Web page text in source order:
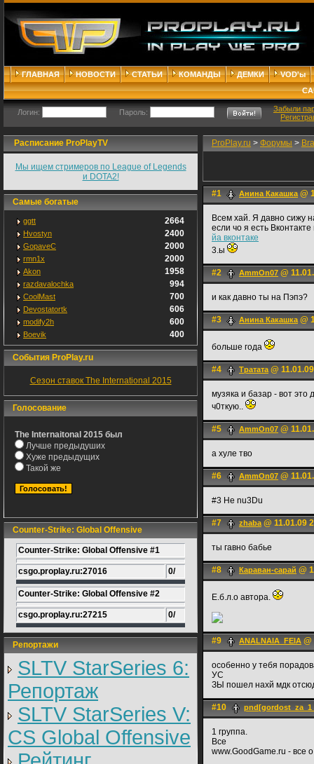
ГЛАВНАЯ НОВОСТИ СТАТЬИ КОМАНДЫ ДЕМКИ
VOD'ы
Логин: Пароль:
Забыли
Расписание ProPlayTV
Мы ищем стримеров по League of Legends
и DOTA2!
Самые богатые
ggtt 2664
Hvostyn 2400
GopaveC 2000
rmn1x 2000
Akon 1958
razdavalochka 994
CoolMast 700
Devostatortk 606
modify2h 600
Boevik 400
События ProPlay.ru
Сезон ставок The International 2015
Голосование
The Internaitonal 2015 был
Лучше предыдуших
Хуже предыдущих
Такой же
Counter-Strike: Global Offensive
Counter-Strike: Global Offensive #1
csgo.proplay.ru:27016 0/
Counter-Strike: Global Offensive #2
csgo.proplay.ru:27215 0/
Репортажи
SLTV StarSeries 6:
Репортаж
SLTV StarSeries V:
CS Global Offensive
ProPlay.ru > Форумы >
#1 Анина Какашка@
Всем хай. Я давно сижу
если чо я есть
йа вконтаке
3.ы
#2 AmmOn07 @
и как давно ты на Пэпэ?
#3 Анина Какашка@
больше года
#4 Тратата@
музяка и базар - вот
ч0ткую..
#5 AmmOn07 @
а хуле тво
#6 AmmOn07 @
#3 He nu3Du
#7 zhaba@ 11.01.09
ты гавно бабье
#8 Караван-сарай @
Е.б.л.о автора.
#9 ANALNAIA_FEIA @
особенно у тебя
УС
ЗЫ пошел нахй мдк
#10
1 группа.
Все
www.GoodGame.ru - все